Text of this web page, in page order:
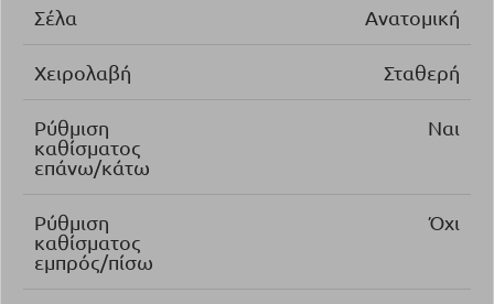
Σέλα Ανατομική
Χειρολαβή Σταθερή
Ρύθμιση
καθίσματος
επάνω/κάτω
Ναι
Ρύθμιση
καθίσματος
εμπρός/πίσω
Όχι